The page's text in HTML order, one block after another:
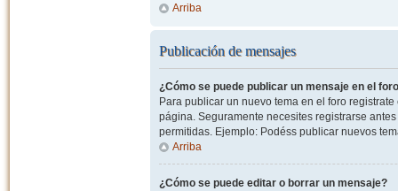
Arriba
Publicación de mensajes
¿Cómo se puede publicar un mensaje en el
Para publicar un nuevo tema en el foro
página. Seguramente necesites registrarse
permitidas. Ejemplo: Podéss publicar nuevos
Arriba
¿Cómo se puede editar o borrar un mensaje?